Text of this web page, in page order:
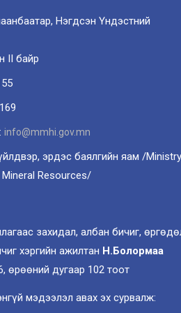
Нэгдсэн Үндэстний
II байр
info@mmhi.gov.mn
эрдэс баялгийн яам /Ministry
Resources/
захидал, албан бичиг,
хэргийн ажилтан Н.Болормаа
өрөөний дугаар 102 тоот
мэдээлэл авах эх сурвалж: